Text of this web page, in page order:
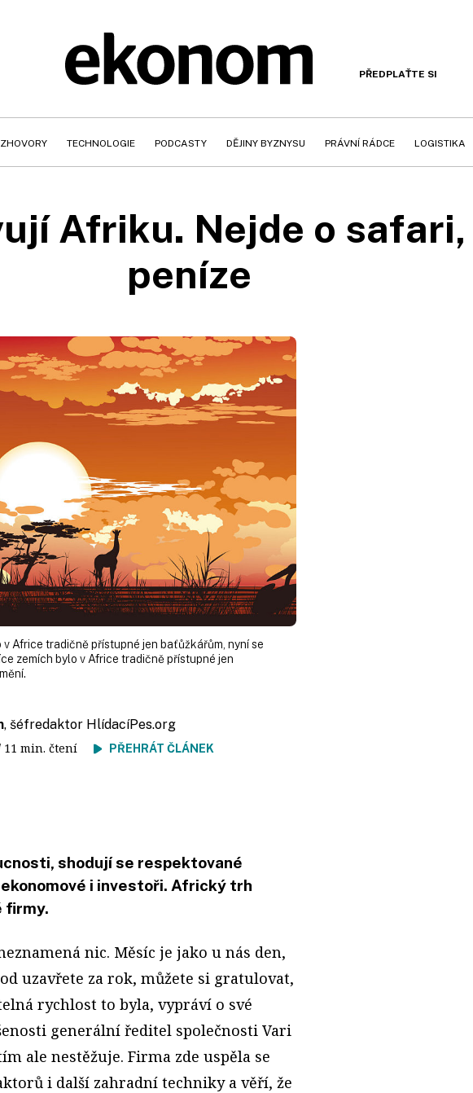
PŘEDPLAŤTE SI
TECHNOLOGIE PODCASTY DĚJINY BYZNYSU PRÁVNÍ RÁDCE LOGISTIKA
Afriku. Nejde o safari,
peníze
Africe tradičně přístupné jen baťůžkářům, nyní se
zemích bylo v Africe tradičně přístupné jen
, šéfredaktor HlídacíPes.org
11 min. čtení PŘEHRÁT ČLÁNEK
shodují se respektované
i investoři. Africký trh
firmy.
nic. Měsíc je jako u nás den,
uzavřete za rok, můžete si gratulovat,
rychlost to byla, vypráví o své
generální ředitel společnosti Vari
ale nestěžuje. Firma zde uspěla se
i další zahradní techniky a věří, že